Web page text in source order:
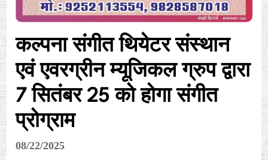
कल्पना संगीत थियेटर संस्थान
एवं एवरग्रीन म्यूजिकल ग्रुप द्वारा
7 सितंबर 25 को होगा संगीत
प्रोग्राम
08/22/2025